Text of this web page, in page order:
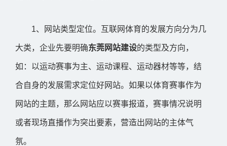
1、网站类型定位。互联网体育的发展方向分为几
大类，企业先要明确东莞网站建设的类型及方向，
如：以运动赛事为主、运动课程、运动器材等等，结
合自身的发展需求定位好网站。如果以体育赛事作为
网站的主题，那么网站应以赛事报道，赛事情况说明
或者现场直播作为突出要素，营造出网站的主体气
氛。